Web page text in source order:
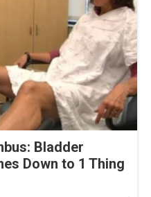
Bladder
Down to 1 Thing